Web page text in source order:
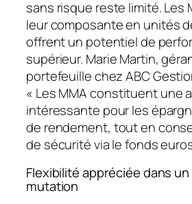
sans risque reste limité. Les
leur composante en unités
offrent un potentiel de
supérieur. Marie Martin,
portefeuille chez ABC
« Les MMA constituent une
intéressante pour les
de rendement, tout en
de sécurité via le fonds
Flexibilité appréciée dans
mutation